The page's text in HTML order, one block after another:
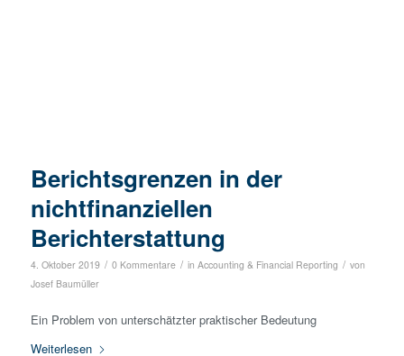
Berichtsgrenzen in der
nichtfinanziellen
Berichterstattung
4. Oktober 2019 / 0 Kommentare / in Accounting & Financial Reporting / von
Josef Baumüller
Ein Problem von unterschätzter praktischer Bedeutung
Weiterlesen